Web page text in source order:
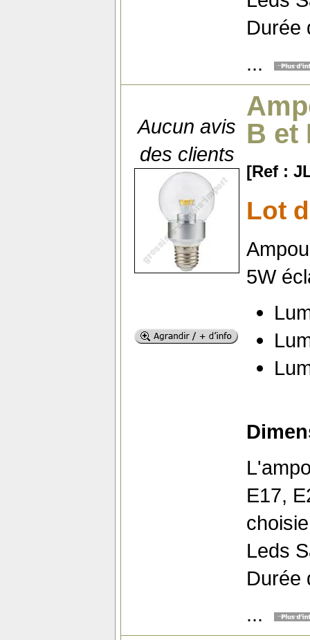
Durée
...
Aucun avis
des clients
B et
[Ref :
Lot
5W
E17,
Leds
Durée
...